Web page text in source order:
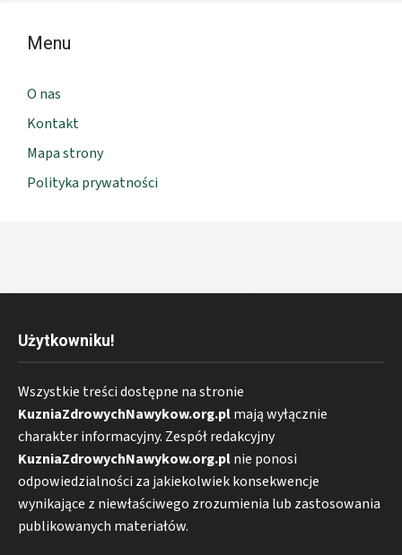
Menu
O nas
Kontakt
Mapa strony
Polityka prywatności
Użytkowniku!
Wszystkie treści dostępne na stronie
KuzniaZdrowychNawykow.org.plmają wyłącznie
charakter informacyjny. Zespół redakcyjny
KuzniaZdrowychNawykow.org.plnie ponosi
odpowiedzialności za jakiekolwiek konsekwencje
wynikające z niewłaściwego zrozumienia lub zastosowania
publikowanych materiałów.